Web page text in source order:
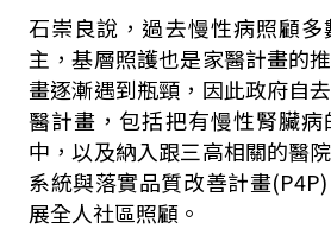
石崇良說，過去慢性病照顧
主，基層照護也是家醫計畫的
畫逐漸遇到瓶頸，因此政府自
醫計畫，包括把有慢性腎臟
中，以及納入跟三高相關的醫
系統與落實品質改善計畫(P4P)
展全人社區照顧。